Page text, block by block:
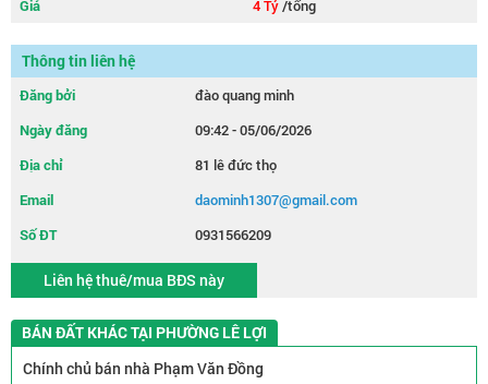
Giá
4 Tỷ/tổng
Thông tin liên hệ
Đăng bởi
đào quang minh
Ngày đăng
09:42 - 05/06/2026
Địa chỉ
81 lê đức thọ
Email
daominh1307@gmail.com
Số ĐT
0931566209
Liên hệ thuê/mua BĐS này
BÁN ĐẤT KHÁC TẠI PHƯỜNG LÊ LỢI
Chính chủ bán nhà Phạm Văn Đồng